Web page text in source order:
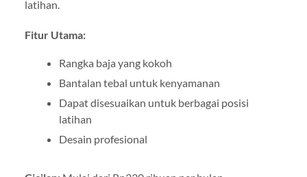
latihan.
Fitur Utama:
Rangka baja yang kokoh
Bantalan tebal untuk kenyamanan
Dapat disesuaikan untuk berbagai posisi
latihan
Desain profesional